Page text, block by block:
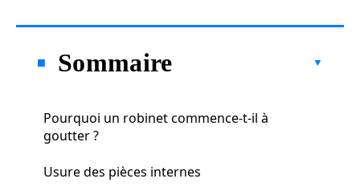
Sommaire
Pourquoi un robinet commence-t-il à
goutter ?
Usure des pièces internes